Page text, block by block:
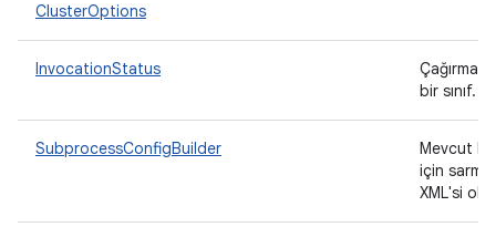
ClusterOptions
InvocationStatus
Çağırma
bir sınıf.
SubprocessConfigBuilder
Mevcut bir
için
XML'si